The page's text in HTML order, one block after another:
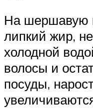
На шершавую
липкий жир,
холодной
волосы и
посуды,